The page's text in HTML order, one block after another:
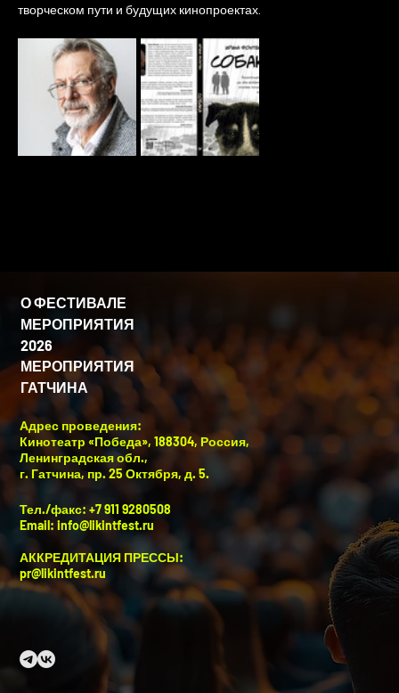
творческом пути и будущих кинопроектах.
О ФЕСТИВАЛЕ
МЕРОПРИЯТИЯ
2026
МЕРОПРИЯТИЯ
ГАТЧИНА
Адрес проведения:
Кинотеатр «Победа», 188304, Россия,
Ленинградская обл.,
г. Гатчина, пр. 25 Октября, д. 5.
Тел./факс: +7 911 9280508
Email:info@likintfest.ru
АККРЕДИТАЦИЯ ПРЕССЫ:
pr@likintfest.ru